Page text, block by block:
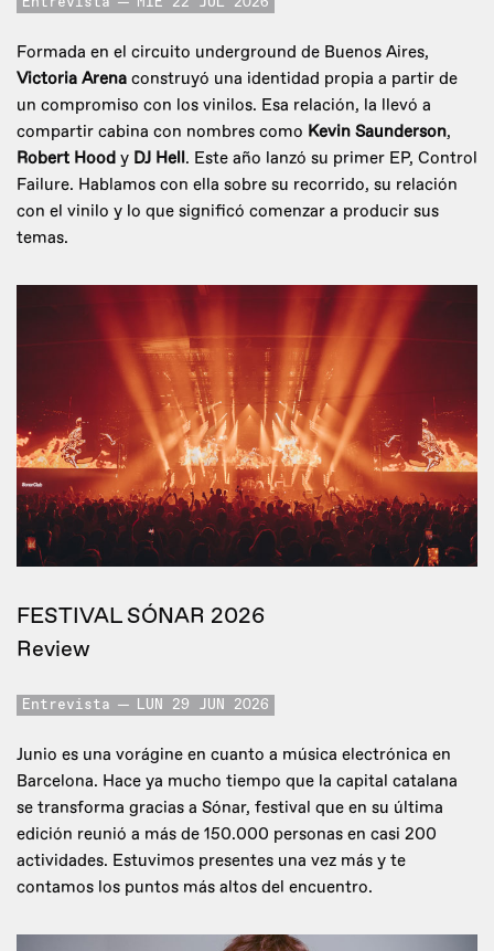
Formada en el circuito underground de Buenos Aires,
Victoria Arena construyó una identidad propia a partir de
un compromiso con los vinilos. Esa relación, la llevó a
compartir cabina con nombres como Kevin Saunderson,
Robert Hood y DJ Hell. Este año lanzó su primer EP, Control
Failure. Hablamos con ella sobre su recorrido, su relación
con el vinilo y lo que significó comenzar a producir sus
temas.
FESTIVAL SÓNAR 2026
Review
Entrevista LUN 29 JUN 2026
Junio es una vorágine en cuanto a música electrónica en
Barcelona. Hace ya mucho tiempo que la capital catalana
se transforma gracias a Sónar, festival que en su última
edición reunió a más de 150.000 personas en casi 200
actividades. Estuvimos presentes una vez más y te
contamos los puntos más altos del encuentro.